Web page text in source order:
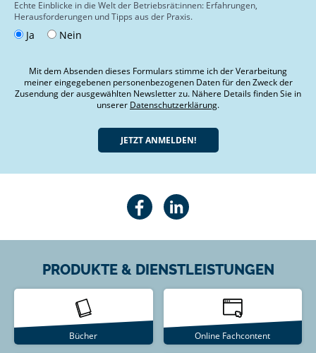
Echte Einblicke in die Welt der Betriebsrät:innen: Erfahrungen,
Herausforderungen und Tipps aus der Praxis.
Ja Nein
Mit dem Absenden dieses Formulars stimme ich der Verarbeitung
meiner eingegebenen personenbezogenen Daten für den Zweck der
Zusendung der ausgewählten Newsletter zu. Nähere Details finden Sie in
unserer Datenschutzerklärung.
PRODUKTE & DIENSTLEISTUNGEN
Bücher Online Fachcontent